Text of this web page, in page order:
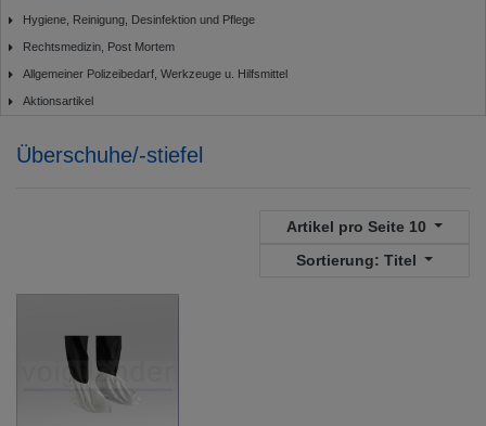
Hygiene, Reinigung, Desinfektion und Pflege
Rechtsmedizin, Post Mortem
Allgemeiner Polizeibedarf, Werkzeuge u. Hilfsmittel
Aktionsartikel
Überschuhe/-stiefel
Artikel pro Seite 10
Sortierung: Titel